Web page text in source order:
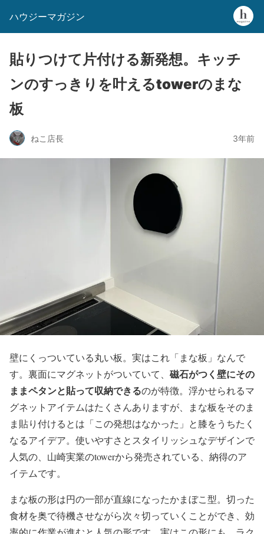
ハウジーマガジン
貼りつけて片付ける新発想。キッチ
ンのすっきりを叶えるtowerのまな
板
ねこ店長 3年前
壁にくっついている丸い板。実はこれ「まな板」なんで
す。裏面にマグネットがついていて、 磁石がつく壁にその
ままペタンと貼って収納できるのが特徴。浮かせられるマ
グネットアイテムはたくさんありますが、まな板をそのま
ま貼り付けるとは「この発想はなかった」と膝をうちたく
なるアイデア。使いやすさとスタイリッシュなデザインで
人気の、山崎実業のtowerから発売されている、納得のア
イテムです。
まな板の形は円の一部が直線になったかまぼこ型。切った
食材を奥で待機させながら次々切っていくことができ、効